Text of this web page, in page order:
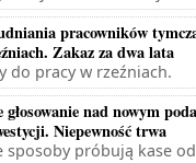
pracowników
Zakaz za dwa lata
do pracy w rzeźniach.
nad nowym
Niepewność trwa
sposoby próbują kase